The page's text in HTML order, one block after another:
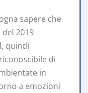
sapere che
del 2019
quindi
di
in
a emozioni